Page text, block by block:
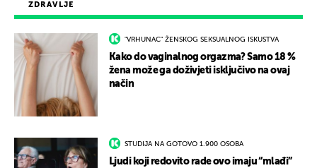
ZDRAVLJE
"VRHUNAC" ŽENSKOG SEKSUALNOG ISKUSTVA
Kako do vaginalnog orgazma? Samo 18 %
žena može ga doživjeti isključivo na ovaj
način
STUDIJA NA GOTOVO 1.900 OSOBA
Ljudi koji redovito rade ovo imaju “mlađi”